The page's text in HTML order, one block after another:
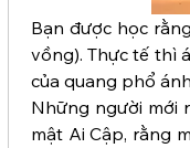
Bạn được học
vồng). Thực tế thì
của quang phổ
Những người mới
mật Ai Cập, rằng